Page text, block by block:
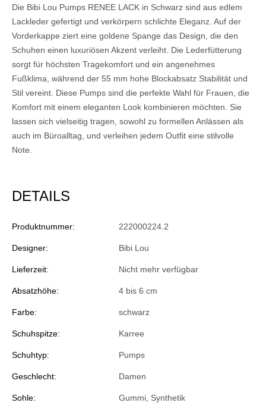
Die Bibi Lou Pumps RENEE LACK in Schwarz sind aus edlem
Lackleder gefertigt und verkörpern schlichte Eleganz. Auf der
Vorderkappe ziert eine goldene Spange das Design, die den
Schuhen einen luxuriösen Akzent verleiht. Die Lederfütterung
sorgt für höchsten Tragekomfort und ein angenehmes
Fußklima, während der 55 mm hohe Blockabsatz Stabilität und
Stil vereint. Diese Pumps sind die perfekte Wahl für Frauen, die
Komfort mit einem eleganten Look kombinieren möchten. Sie
lassen sich vielseitig tragen, sowohl zu formellen Anlässen als
auch im Büroalltag, und verleihen jedem Outfit eine stilvolle
Note.
DETAILS
Produktnummer: 222000224.2
Designer: Bibi Lou
Lieferzeit: Nicht mehr verfügbar
Absatzhöhe: 4 bis 6 cm
Farbe: schwarz
Schuhspitze: Karree
Schuhtyp: Pumps
Geschlecht: Damen
Sohle: Gummi, Synthetik